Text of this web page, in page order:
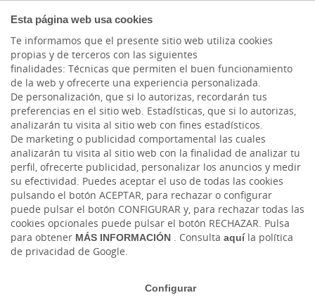
Esta página web usa cookies
Te informamos que el presente sitio web utiliza cookies
propias y de terceros con las siguientes
finalidades: Técnicas que permiten el buen funcionamiento
de la web y ofrecerte una experiencia personalizada.
De personalización, que si lo autorizas, recordarán tus
preferencias en el sitio web. Estadísticas, que si lo autorizas,
analizarán tu visita al sitio web con fines estadísticos.
De marketing o publicidad comportamental las cuales
analizarán tu visita al sitio web con la finalidad de analizar tu
perfil, ofrecerte publicidad, personalizar los anuncios y medir
su efectividad. Puedes aceptar el uso de todas las cookies
pulsando el botón ACEPTAR, para rechazar o configurar
puede pulsar el botón CONFIGURAR y, para rechazar todas las
cookies opcionales puede pulsar el botón RECHAZAR. Pulsa
para obtener MÁS INFORMACIÓN . Consulta aquíla política
de privacidad de Google.
Configurar
Cargando contenido, por favor espere...